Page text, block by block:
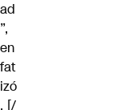
ad
”,
en
fat
izó
. [/